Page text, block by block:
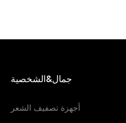
جمال&الشخصية
أجهزة تصفيف الشعر